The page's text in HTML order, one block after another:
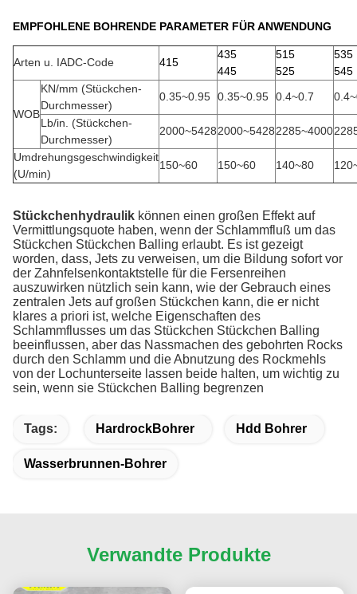
EMPFOHLENE BOHRENDE PARAMETER FÜR ANWENDUNG
Arten u. IADC-Code 415
435
445
515
525
535
545
WOB
KN/mm (Stückchen-
Durchmesser)
0.35~0.95 0.35~0.95 0.4~0.7
Lb/in. (Stückchen-
Durchmesser)
2000~54282000~54282285~4000
Umdrehungsgeschwindigkeit
(U/min)
150~60 150~60 140~80
Stückchenhydraulik können einen großen Effekt auf
Vermittlungsquote haben, wenn der Schlammfluß um das
Stückchen Stückchen Balling erlaubt. Es ist gezeigt
worden, dass, Jets zu verweisen, um die Bildung sofort vor
der Zahnfelsenkontaktstelle für die Fersenreihen
auszuwirken nützlich sein kann, wie der Gebrauch eines
zentralen Jets auf großen Stückchen kann, die er nicht
klares a priori ist, welche Eigenschaften des
Schlammflusses um das Stückchen Stückchen Balling
beeinflussen, aber das Nassmachen des gebohrten Rocks
durch den Schlamm und die Abnutzung des Rockmehls
von der Lochunterseite lassen beide halten, um wichtig zu
sein, wenn sie Stückchen Balling begrenzen
Tags: HardrockBohrer Hdd Bohrer
Wasserbrunnen-Bohrer
Verwandte Produkte